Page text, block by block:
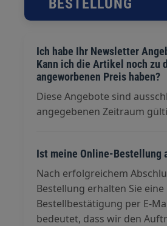
BESTELLUNG
Ich habe Ihr Newsletter
Kann ich die Artikel noch zu
angeworbenen Preis haben?
Diese Angebote sind
angegebenen Zeitraum
Ist meine Online-Bestellung
Nach erfolgreichem
Bestellung erhalten Sie eine
Bestellbestätigung per E-
bedeutet, dass wir den